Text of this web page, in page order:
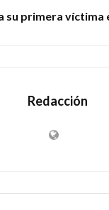
su primera víctima
Redacción